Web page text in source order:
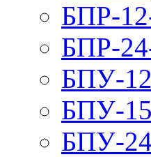
БПР-
БПР-
БПУ-
БПУ-
БПУ-